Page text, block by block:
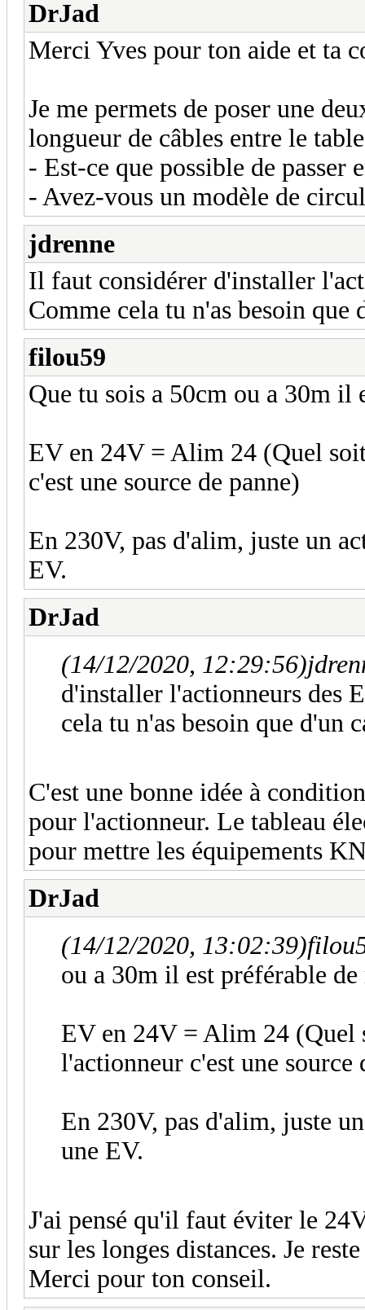
DrJad
Merci Yves pour ton aide et ta
Je me permets de poser une
longueur de câbles entre le
- Est-ce que possible de passer
- Avez-vous un modèle de
jdrenne
Il faut considérer d'installer
Comme cela tu n'as besoin
filou59
Que tu sois a 50cm ou a 30m il
EV en 24V = Alim 24 (Quel
c'est une source de panne)
En 230V, pas d'alim, juste un
EV.
DrJad
(14/12/2020, 12:29:56)
d'installer l'actionneurs des
cela tu n'as besoin que d'un
C'est une bonne idée à
pour l'actionneur. Le tableau
pour mettre les équipements
DrJad
(14/12/2020, 13:02:39)
ou a 30m il est préférable de
EV en 24V = Alim 24 (Quel
l'actionneur c'est une source
En 230V, pas d'alim, juste
une EV.
J'ai pensé qu'il faut éviter le
sur les longes distances. Je
Merci pour ton conseil.